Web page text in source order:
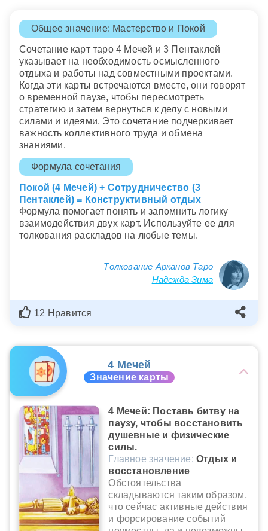
Общее значение: Мастерство и Покой
Сочетание карт таро 4 Мечей и 3 Пентаклей
указывает на необходимость осмысленного
отдыха и работы над совместными проектами.
Когда эти карты встречаются вместе, они говорят
о временной паузе, чтобы пересмотреть
стратегию и затем вернуться к делу с новыми
силами и идеями. Это сочетание подчеркивает
важность коллективного труда и обмена
знаниями.
Формула сочетания
Покой (4 Мечей) + Сотрудничество (3
Пентаклей) = Конструктивный отдых
Формула помогает понять и запомнить логику
взаимодействия двух карт. Используйте ее для
толкования раскладов на любые темы.
Толкование Арканов Таро
Надежда Зима
12 Нравится
4 Мечей
Значение карты
4 Мечей: Поставь битву на
паузу, чтобы восстановить
душевные и физические
силы.
Главное значение: Отдых и
восстановление
Обстоятельства
складываются таким образом,
что сейчас активные действия
и форсирование событий